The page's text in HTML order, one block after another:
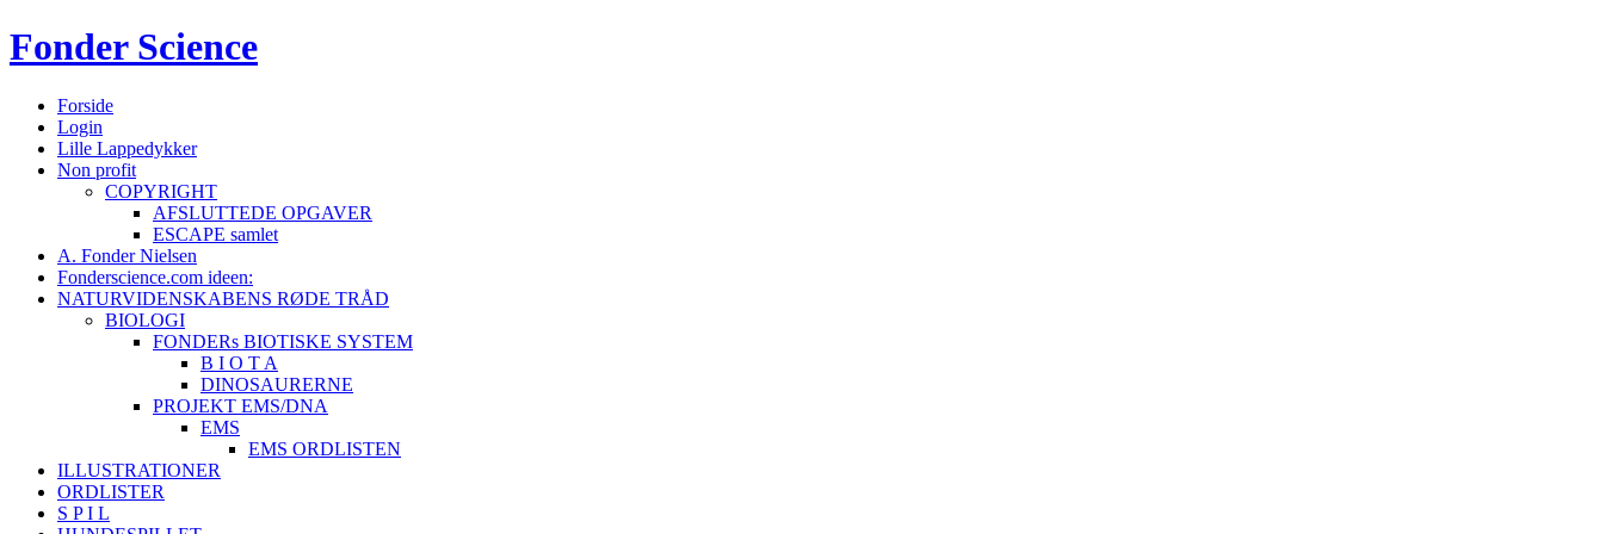
FonderScience
Forside
Login
Lille Lappedykker
Non profit
COPYRIGHT
AFSLUTTEDE OPGAVER
ESCAPE samlet
A. Fonder Nielsen
Fonderscience.com ideen:
NATURVIDENSKABENS RØDE TRÅD
BIOLOGI
FONDERs BIOTISKE SYSTEM
B I O T A
DINOSAURERNE
PROJEKT EMS/DNA
EMS
EMS ORDLISTEN
ILLUSTRATIONER
ORDLISTER
S P I L